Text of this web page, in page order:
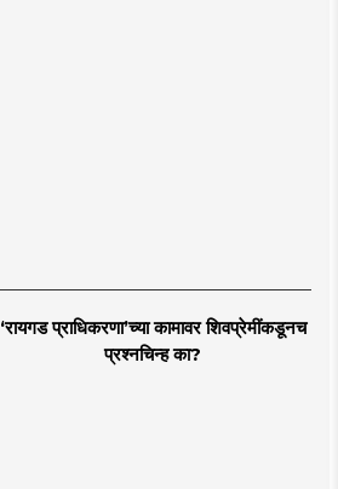
‘रायगड प्राधिकरणा’च्या कामावर शिवप्रेमींकडूनच
प्रश्नचिन्ह का?